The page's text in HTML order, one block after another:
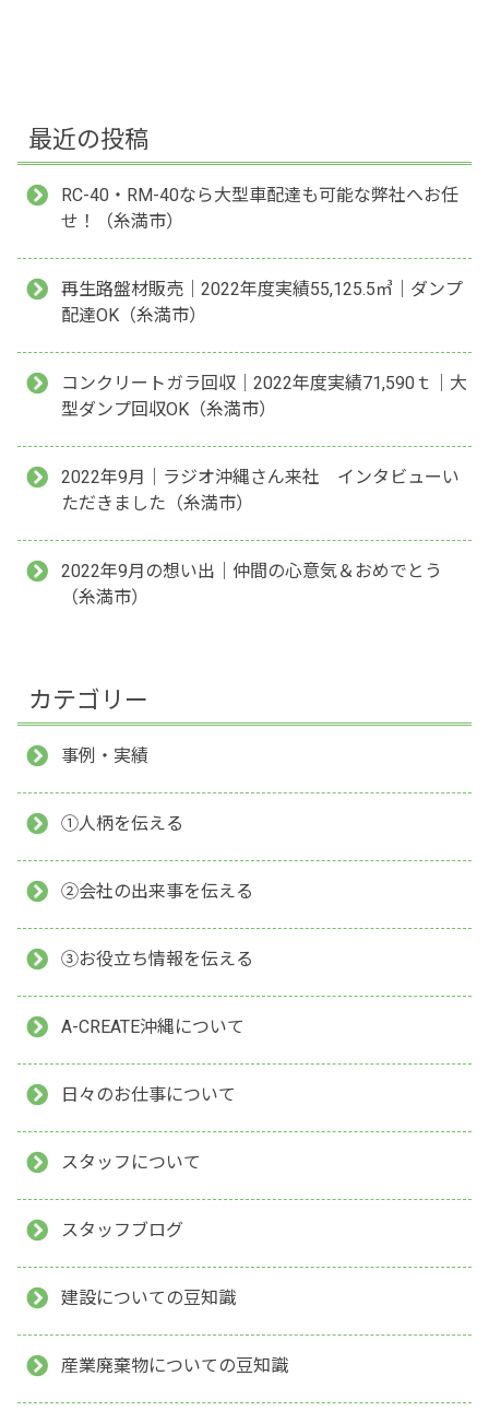
最近の投稿
RC-40・RM-40なら大型車配達も可能な弊社へお任
せ！（糸満市）
再生路盤材販売｜2022年度実績55,125.5㎥｜ダンプ
配達OK（糸満市）
コンクリートガラ回収｜2022年度実績71,590ｔ｜大
型ダンプ回収OK（糸満市）
2022年9月｜ラジオ沖縄さん来社 インタビューい
ただきました（糸満市）
2022年9月の想い出｜仲間の心意気＆おめでとう
（糸満市）
カテゴリー
事例・実績
①人柄を伝える
②会社の出来事を伝える
③お役立ち情報を伝える
A-CREATE沖縄について
日々のお仕事について
スタッフについて
スタッフブログ
建設についての豆知識
産業廃棄物についての豆知識